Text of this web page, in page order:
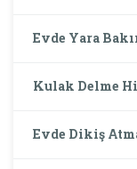
Evde Yara
Kulak Delme
Evde Dikiş